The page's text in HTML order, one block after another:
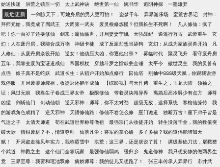
始送快递
洪荒之镇压一切 太上武神诀 绝世第一仙 婉书华 追阴神探 一墨难弃
最近更新 一剑惊天下，可她身后的男人更可怕！ 盗梦千年 异界游乐场 蛮荒古界记
封神：
拜师元始，我竟成了周武王
大周第一武夫 废灵根修炼慢？但我长生不死啊！
凡人修仙：疯了
吧！你一百岁了还要修仙
剑来：谪仙临世，开局娶妻宁姚 天骄战纪 逍遥行万古 武帝重生
玄
幻：人在废丹房，我能合成万物
神级卡徒 成了反派却想当舔狗 玄幻：从成为家族灵兽开始
凡
人修仙：从废丹房杂役开始
逆女！他镇压大凶，你逐他出宗？ 雾临时代 聚灵飞升
看守废丹房
五年，我靠变废为宝证道成仙
帝国权杖 穿越斗罗之擂鼓瓮金锤 太平令 傲世灵主
我的灵兽有
点强
娘子真不是蛇妖 武道长生：从猎户开始加点修行 囚仙塔
刚抽中SSS级天赋，你跟我说游
戏停服
开局废柴师叔祖，收徒返还躺平成仙 【综影视】与天作赌 重生之，玉龙大陆
领袖之
证：风过无痕
我靠生子卷成三界女帝 极限修仙 带着灵诀闯异界 离婚后高冷爵少有点方
师尊
凶猛
剑斩仙门 剑动仙朝 逆天邪神：师尊，你不太对劲 超级无敌，选择系统 寒棺仙缘传
我
的游戏角色成精了
逆天邪神 天骄修仙路：修仙不卷怎么修 巫门诡道
独断万古！座下弟子皆是
气运之子
太清天师道 苟在武道世界称尊做祖 最强宗门从收徒开始
转生没落千金，我的数值突
破天际
情根废材？不，情道尊师 仙落凡尘：将军的掌心娇
多子多福？我的道侣能增加天
赋！
开局盗走徐凤年实力，我称霸雪中 洪荒：这三界，还是朕说了算！
满级基础刀法，屠戮整
个武道
神戮之主 这个仙门全靠玩家 最强修仙弱鸡 缓归乡 鬼道修神
我只想安静的做两界生
意
三界至尊：我要和瑶池双修 病娇师尊：我的徒儿又想跑了！ 张三丰传承人异界行
市井武